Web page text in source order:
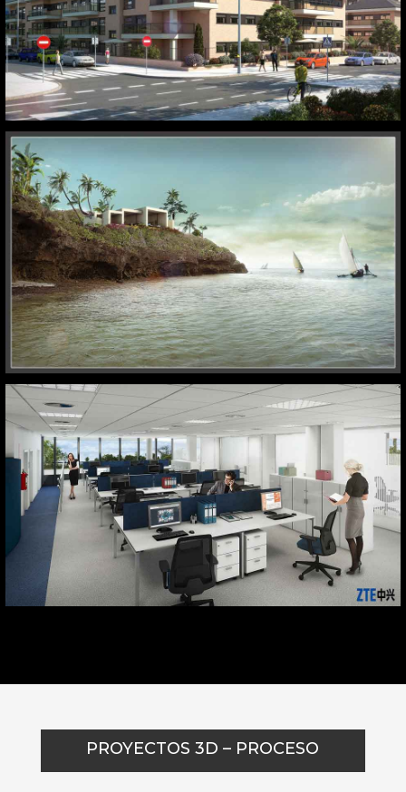
Colmenar Viejo. Madrid
Vipingo. Kenia
Avenida de Europa, 16. Alcoendas –
Madrid
PROYECTOS 3D – PROCESO